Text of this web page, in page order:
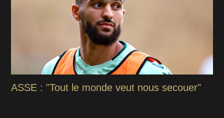
ASSE : "Tout le monde veut nous secouer"